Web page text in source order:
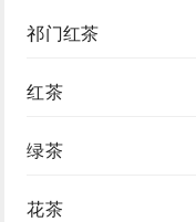
祁门红茶
红茶
绿茶
花茶